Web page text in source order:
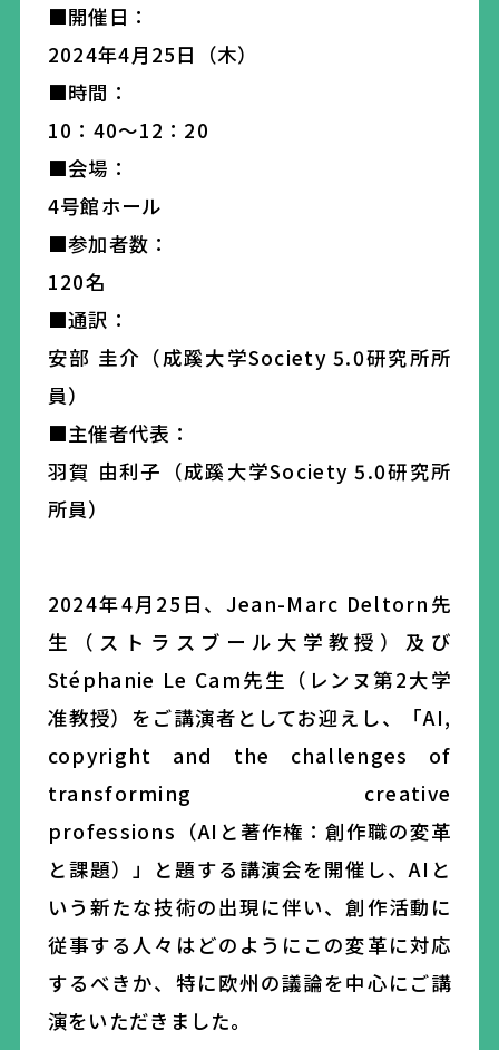
■開催日：
2024年4月25日（木）
■時間：
10：40～12：20
■会場：
4号館ホール
■参加者数：
120名
■通訳：
安部 圭介（成蹊大学Society 5.0研究所所
員）
■主催者代表：
羽賀 由利子（成蹊大学Society 5.0研究所
所員）
2024年4月 25 日、 Jean-Marc Deltorn 先
生
（ ストラスブール大学教授 ） 及び
Stéphanie Le Cam先生（レンヌ第2大学
准教授）をご講演者としてお迎えし、
「AI,
copyright and the challenges of
transforming creative
professions （AI と著作権：創作職の変革
と課題）」 と題する講演会を開催し、AI と
いう新たな技術の出現に伴い、創作活動に
従事する人々はどのようにこの変革に対応
するべきか、特に欧州の議論を中心にご講
演をいただきました。